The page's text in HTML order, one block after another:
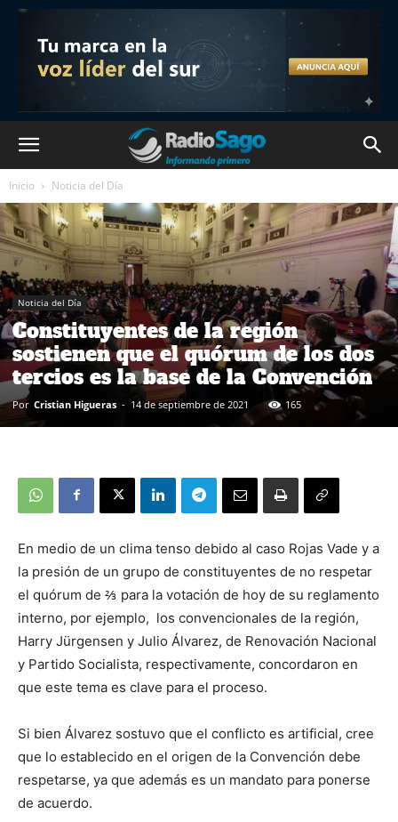
Inicio Noticia del Día
Noticia del Día
Constituyentes de la región
sostienen que el quórum de los dos
tercios es la base de la Convención
Por Cristian Higueras - 14 de septiembre de 2021 165
En medio de un clima tenso debido al caso Rojas Vade y a
la presión de un grupo de constituyentes de no respetar
el quórum de ⅔ para la votación de hoy de su reglamento
interno, por ejemplo, los convencionales de la región,
Harry Jürgensen y Julio Álvarez, de Renovación Nacional
y Partido Socialista, respectivamente, concordaron en
que este tema es clave para el proceso.
Si bien Álvarez sostuvo que el conflicto es artificial, cree
que lo establecido en el origen de la Convención debe
respetarse, ya que además es un mandato para ponerse
de acuerdo.